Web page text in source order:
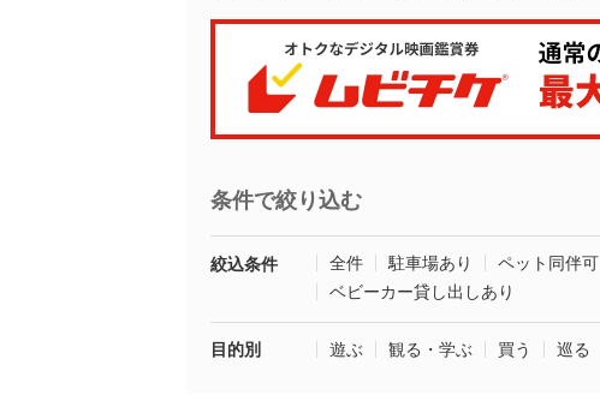
条件で絞り込む
絞込条件 全件 駐車場あり ペット同伴可
ベビーカー貸し出しあり
目的別 遊ぶ 観る・学ぶ 買う 巡る